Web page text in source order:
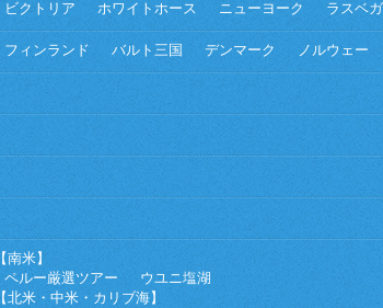
ビクトリア
ホワイトホース ニューヨーク ラスベ
フィンランド バルト三国 デンマーク ノルウェー
【南米】
ペルー厳選ツアー
ウユニ塩湖
【北米・中米・カリブ海】